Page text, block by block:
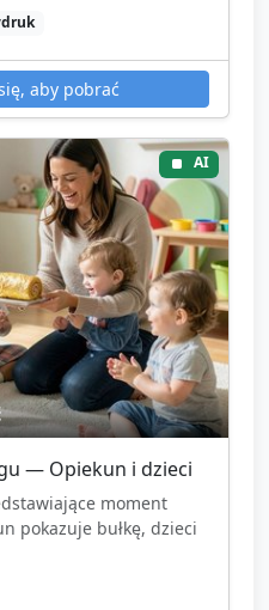
aby pobrać
AI
— Opiekun i dzieci
moment
pokazuje bułkę, dzieci